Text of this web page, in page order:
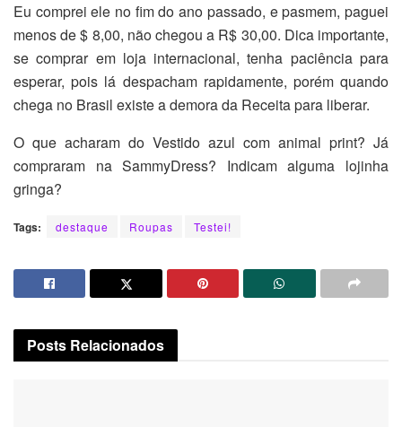
Eu comprei ele no fim do ano passado, e pasmem, paguei
menos de $ 8,00, não chegou a R$ 30,00. Dica importante,
se comprar em loja internacional, tenha paciência para
esperar, pois lá despacham rapidamente, porém quando
chega no Brasil existe a demora da Receita para liberar.
O que acharam do Vestido azul com animal print? Já
compraram na SammyDress? Indicam alguma lojinha
gringa?
Tags: destaque Roupas Testei!
Posts Relacionados